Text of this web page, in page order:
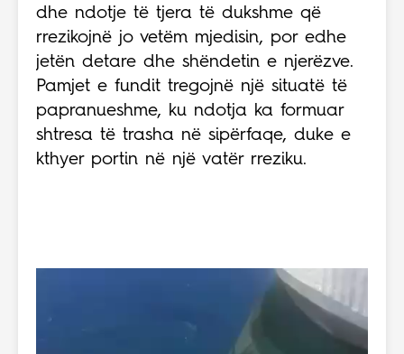
dhe ndotje të tjera të dukshme që
rrezikojnë jo vetëm mjedisin, por edhe
jetën detare dhe shëndetin e njerëzve.
Pamjet e fundit tregojnë një situatë të
papranueshme, ku ndotja ka formuar
shtresa të trasha në sipërfaqe, duke e
kthyer portin në një vatër rreziku.